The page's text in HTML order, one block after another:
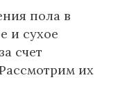
пола в
и сухое
счет
их